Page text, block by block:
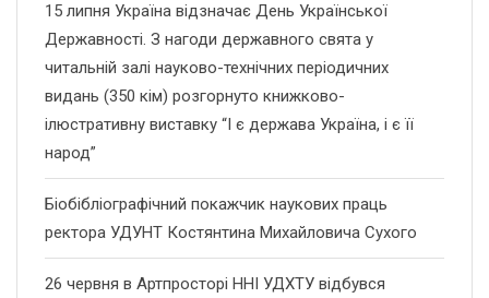
15 липня Україна відзначає День Української
Державності. З нагоди державного свята у
читальній залі науково-технічних періодичних
видань (350 кім) розгорнуто книжково-
ілюстративну виставку “І є держава Україна, і є її
народ”
Біобібліографічний покажчик наукових праць
ректора УДУНТ Костянтина Михайловича Сухого
26 червня в Артпросторі ННІ УДХТУ відбувся